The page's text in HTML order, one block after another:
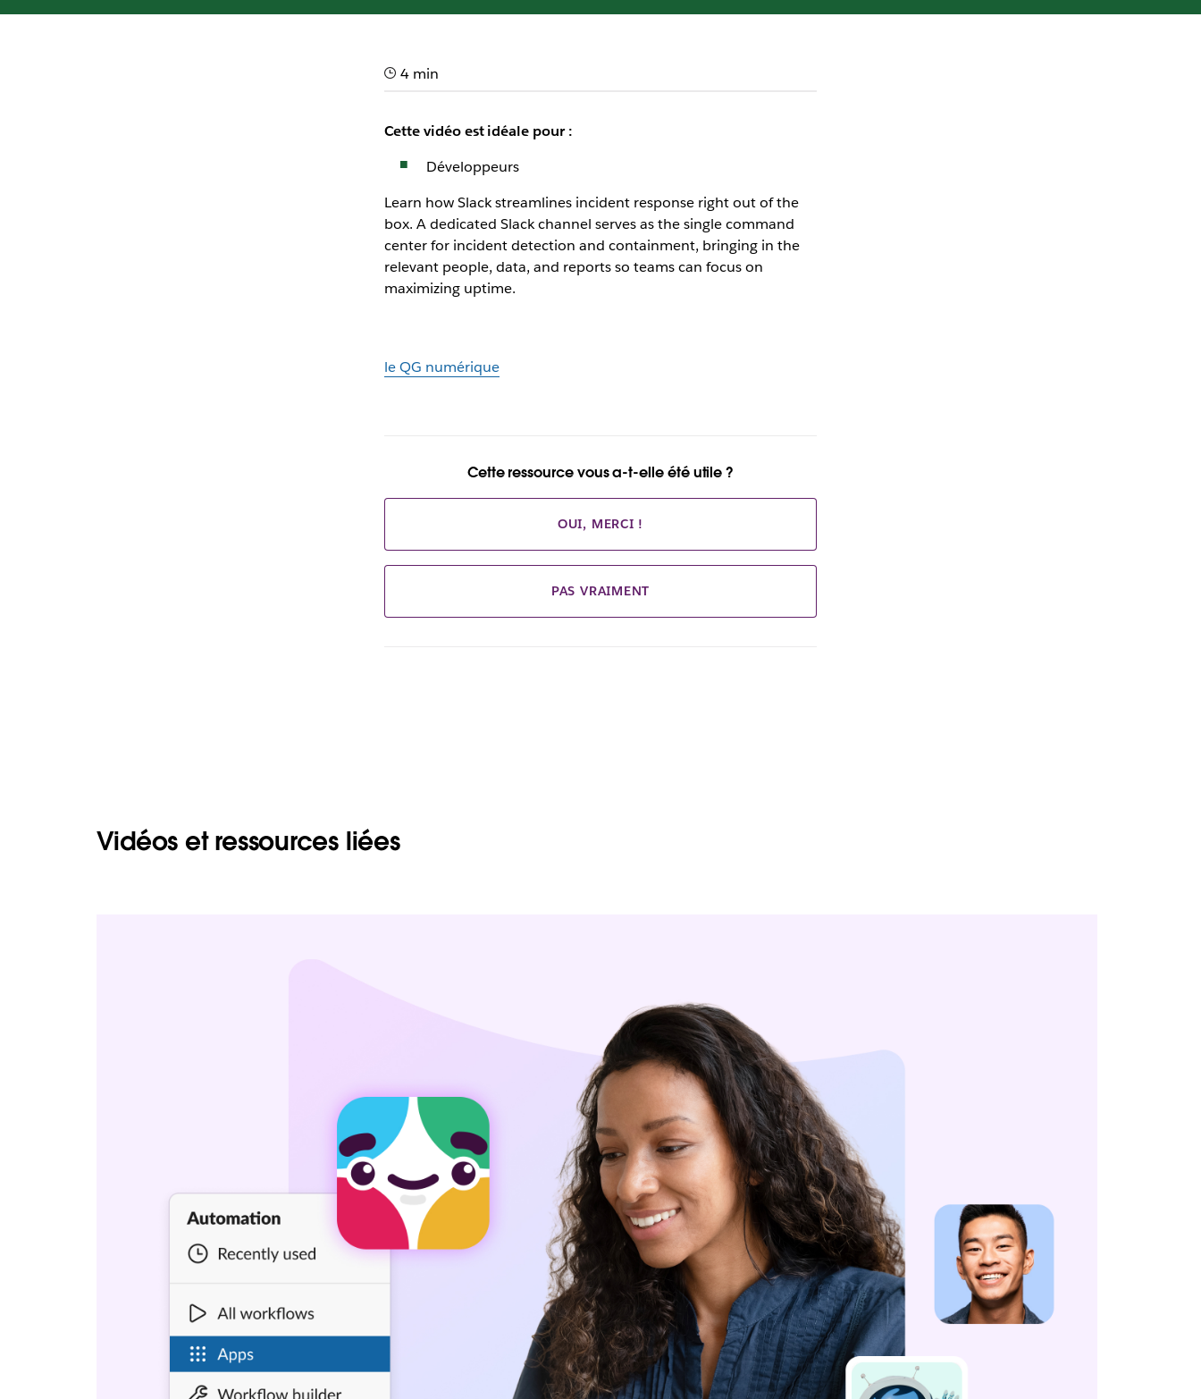
4 min
Cette vidéo est idéale pour :
Développeurs
Learn how Slack streamlines incident response right out of the
box. A dedicated Slack channel serves as the single command
center for incident detection and containment, bringing in the
relevant people, data, and reports so teams can focus on
maximizing uptime.
le QG numérique
Cette ressource vous a-t-elle été utile ?
OUI, MERCI !
PAS VRAIMENT
Vidéos et ressources liées